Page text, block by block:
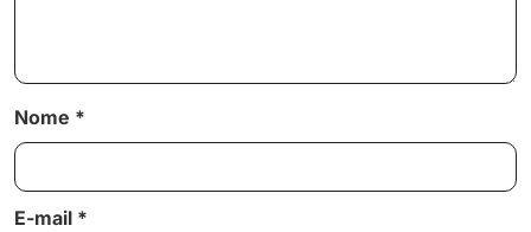
Nome *
E-mail *